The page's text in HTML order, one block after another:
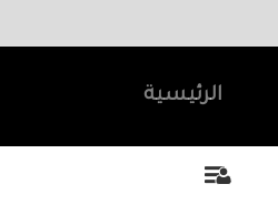
الرئيسية